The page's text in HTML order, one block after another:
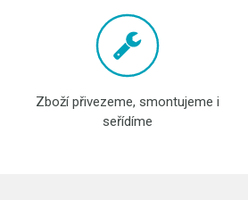
Zboží přivezeme, smontujeme i
seřídíme